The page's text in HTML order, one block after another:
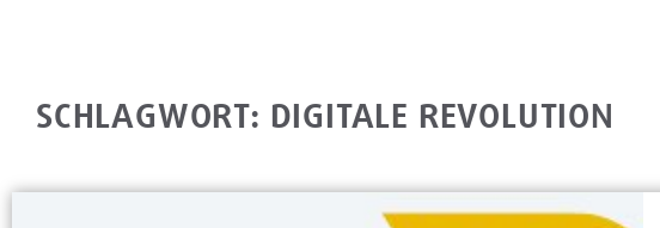
SCHLAGWORT: DIGITALE REVOLUTION